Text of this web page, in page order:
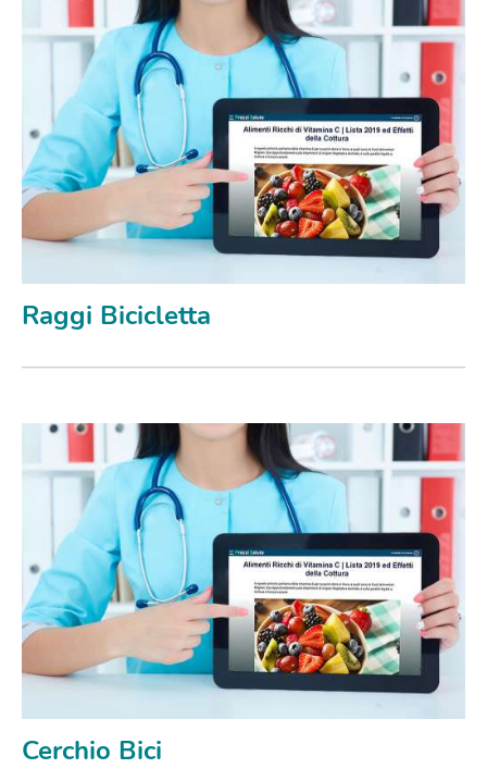
Raggi Bicicletta
Cerchio Bici